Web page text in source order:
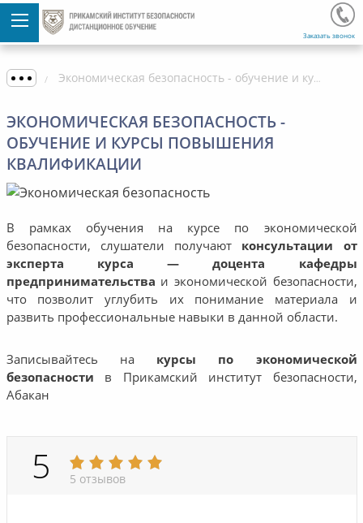
Заказать звонок
Экономическая безопасность - обучение и курсы повышения квалификации
ЭКОНОМИЧЕСКАЯ БЕЗОПАСНОСТЬ -
ОБУЧЕНИЕ И КУРСЫ ПОВЫШЕНИЯ
КВАЛИФИКАЦИИ
В рамках обучения на курсе по экономической
безопасности, слушатели получают консультации от
эксперта курса — доцента кафедры
предпринимательства и экономической безопасности,
что позволит углубить их понимание материала и
развить профессиональные навыки в данной области.
Записывайтесь на курсы по экономической
безопасности в Прикамский институт безопасности,
Абакан
5 5 отзывов